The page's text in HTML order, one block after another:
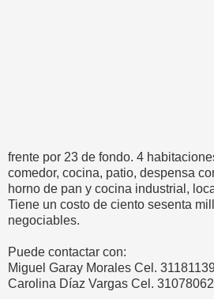
frente por 23 de fondo. 4
comedor, cocina, patio, despensa
horno de pan y cocina industrial,
Tiene un costo de ciento sesenta
negociables.
Puede contactar con:
Miguel Garay Morales Cel.
Carolina Díaz Vargas Cel.